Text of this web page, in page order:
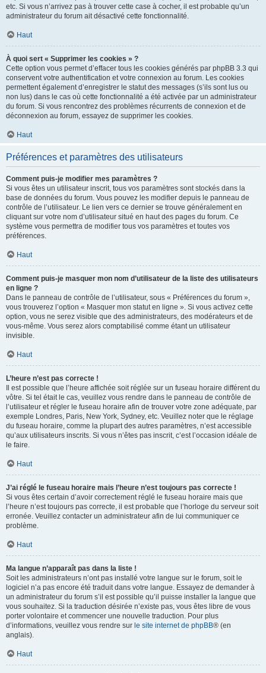
etc. Si vous n’arrivez pas à trouver cette case à cocher, il est probable qu’un
administrateur du forum ait désactivé cette fonctionnalité.
Haut
À quoi sert « Supprimer les cookies » ?
Cette option vous permet d’effacer tous les cookies générés par phpBB 3.3 qui
conservent votre authentification et votre connexion au forum. Les cookies
permettent également d’enregistrer le statut des messages (s’ils sont lus ou
non lus) dans le cas où cette fonctionnalité a été activée par un administrateur
du forum. Si vous rencontrez des problèmes récurrents de connexion et de
déconnexion au forum, essayez de supprimer les cookies.
Haut
Préférences et paramètres des utilisateurs
Comment puis-je modifier mes paramètres ?
Si vous êtes un utilisateur inscrit, tous vos paramètres sont stockés dans la
base de données du forum. Vous pouvez les modifier depuis le panneau de
contrôle de l’utilisateur. Le lien vers ce dernier se trouve généralement en
cliquant sur votre nom d’utilisateur situé en haut des pages du forum. Ce
système vous permettra de modifier tous vos paramètres et toutes vos
préférences.
Haut
Comment puis-je masquer mon nom d’utilisateur de la liste des utilisateurs
en ligne ?
Dans le panneau de contrôle de l’utilisateur, sous « Préférences du forum »,
vous trouverez l’option « Masquer mon statut en ligne ». Si vous activez cette
option, vous ne serez visible que des administrateurs, des modérateurs et de
vous-même. Vous serez alors comptabilisé comme étant un utilisateur
invisible.
Haut
L’heure n’est pas correcte !
Il est possible que l’heure affichée soit réglée sur un fuseau horaire différent du
vôtre. Si tel était le cas, veuillez vous rendre dans le panneau de contrôle de
l’utilisateur et régler le fuseau horaire afin de trouver votre zone adéquate, par
exemple Londres, Paris, New York, Sydney, etc. Veuillez noter que le réglage
du fuseau horaire, comme la plupart des autres paramètres, n’est accessible
qu’aux utilisateurs inscrits. Si vous n’êtes pas inscrit, c’est l’occasion idéale de
le faire.
Haut
J’ai réglé le fuseau horaire mais l’heure n’est toujours pas correcte !
Si vous êtes certain d’avoir correctement réglé le fuseau horaire mais que
l’heure n’est toujours pas correcte, il est probable que l’horloge du serveur soit
erronée. Veuillez contacter un administrateur afin de lui communiquer ce
problème.
Haut
Ma langue n’apparaît pas dans la liste !
Soit les administrateurs n’ont pas installé votre langue sur le forum, soit le
logiciel n’a pas encore été traduit dans votre langue. Essayez de demander à
un administrateur du forum s’il est possible qu’il puisse installer la langue que
vous souhaitez. Si la traduction désirée n’existe pas, vous êtes libre de vous
porter volontaire et commencer une nouvelle traduction. Pour plus
d’informations, veuillez vous rendre sur le site internet de phpBB® (en
anglais).
Haut